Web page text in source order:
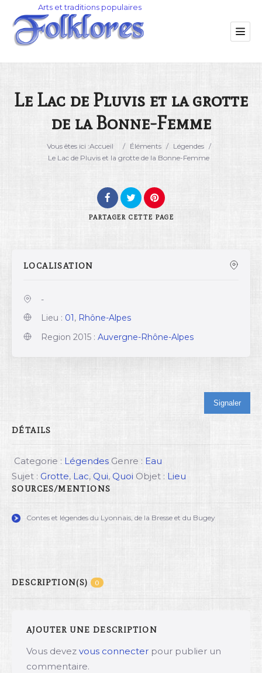
Catégorie
Le Lac de Pluvis et la grotte
de la Bonne-Femme
Vous êtes ici :Accueil / Éléments / Légendes /
Le Lac de Pluvis et la grotte de la Bonne-Femme
PARTAGER CETTE PAGE
LOCALISATION
-
Lieu : 01, Rhône-Alpes
Region 2015 : Auvergne-Rhône-Alpes
Signaler
DÉTAILS
Categorie : Légendes Genre : Eau
Sujet : Grotte, Lac, Qui, Quoi Objet : Lieu
SOURCES/MENTIONS
Contes et légendes du Lyonnais, de la Bresse et du Bugey
DESCRIPTION(S) 0
AJOUTER UNE DESCRIPTION
Vous devez vous connecter pour publier un
commentaire.